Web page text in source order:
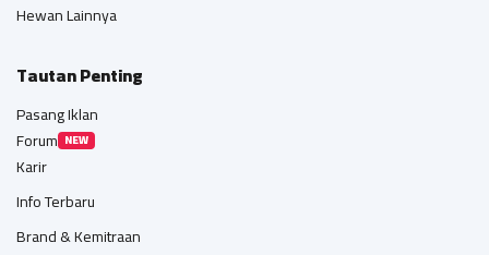
Hewan Lainnya
Tautan Penting
Pasang Iklan
Forum NEW
Karir
Info Terbaru
Brand & Kemitraan